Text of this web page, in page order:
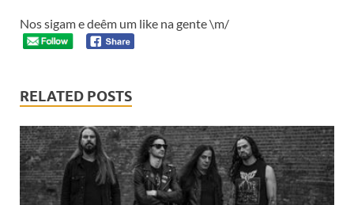
Nos sigam e deêm um like na gente \m/
RELATED POSTS